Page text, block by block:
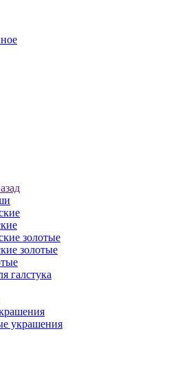
золотые
золотые
галстука
украшения